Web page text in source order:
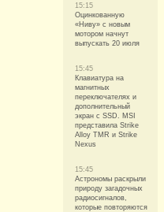
15:15
Оцинкованную
«Ниву» с новым
мотором начнут
выпускать 20 июля
15:45
Клавиатура на
магнитных
переключателях и
дополнительный
экран с SSD. MSI
представила Strike
Alloy TMR и Strike
Nexus
15:45
Астрономы раскрыли
природу загадочных
радиосигналов,
которые повторяются